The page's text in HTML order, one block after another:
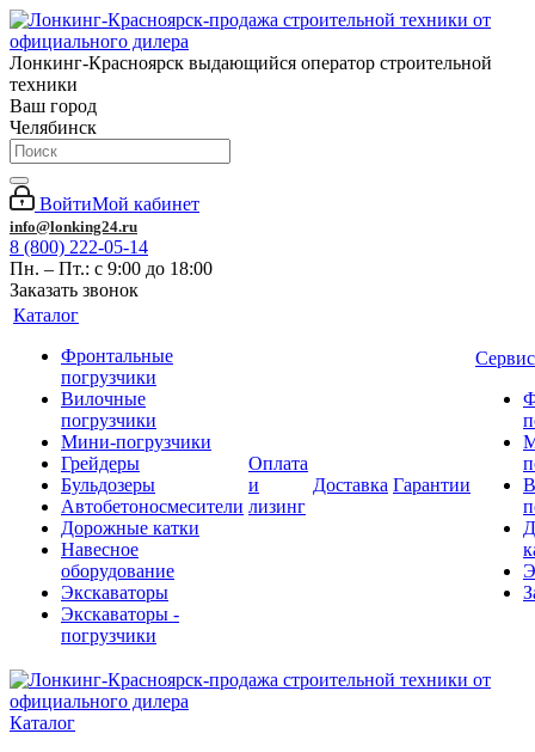
Лонкинг-Красноярск выдающийся оператор строительной
техники
Ваш город
Челябинск
ВойтиМой кабинет
info@lonking24.ru
8 (800) 222-05-14
Пн. – Пт.: с 9:00 до 18:00
Заказать звонок
Каталог
Фронтальные
погрузчики
Вилочные
погрузчики
Мини-погрузчики
Грейдеры
Бульдозеры
Автобетоносмесители
Дорожные катки
Навесное
оборудование
Экскаваторы
Экскаваторы -
погрузчики
Оплата
и
лизинг
Доставка Гарантии
Каталог